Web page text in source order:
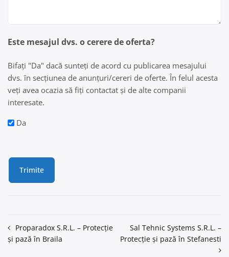
Este mesajul dvs. o cerere de oferta?
Bifați "Da" dacă sunteți de acord cu publicarea mesajului
dvs. în secțiunea de anunțuri/cereri de oferte. În felul acesta
veți avea ocazia să fiți contactat și de alte companii
interesate.
Da
Navigare
în
Proparadox S.R.L. – Protecție
și pază în Braila
Sal Tehnic Systems S.R.L. –
Protecție și pază în Stefanesti